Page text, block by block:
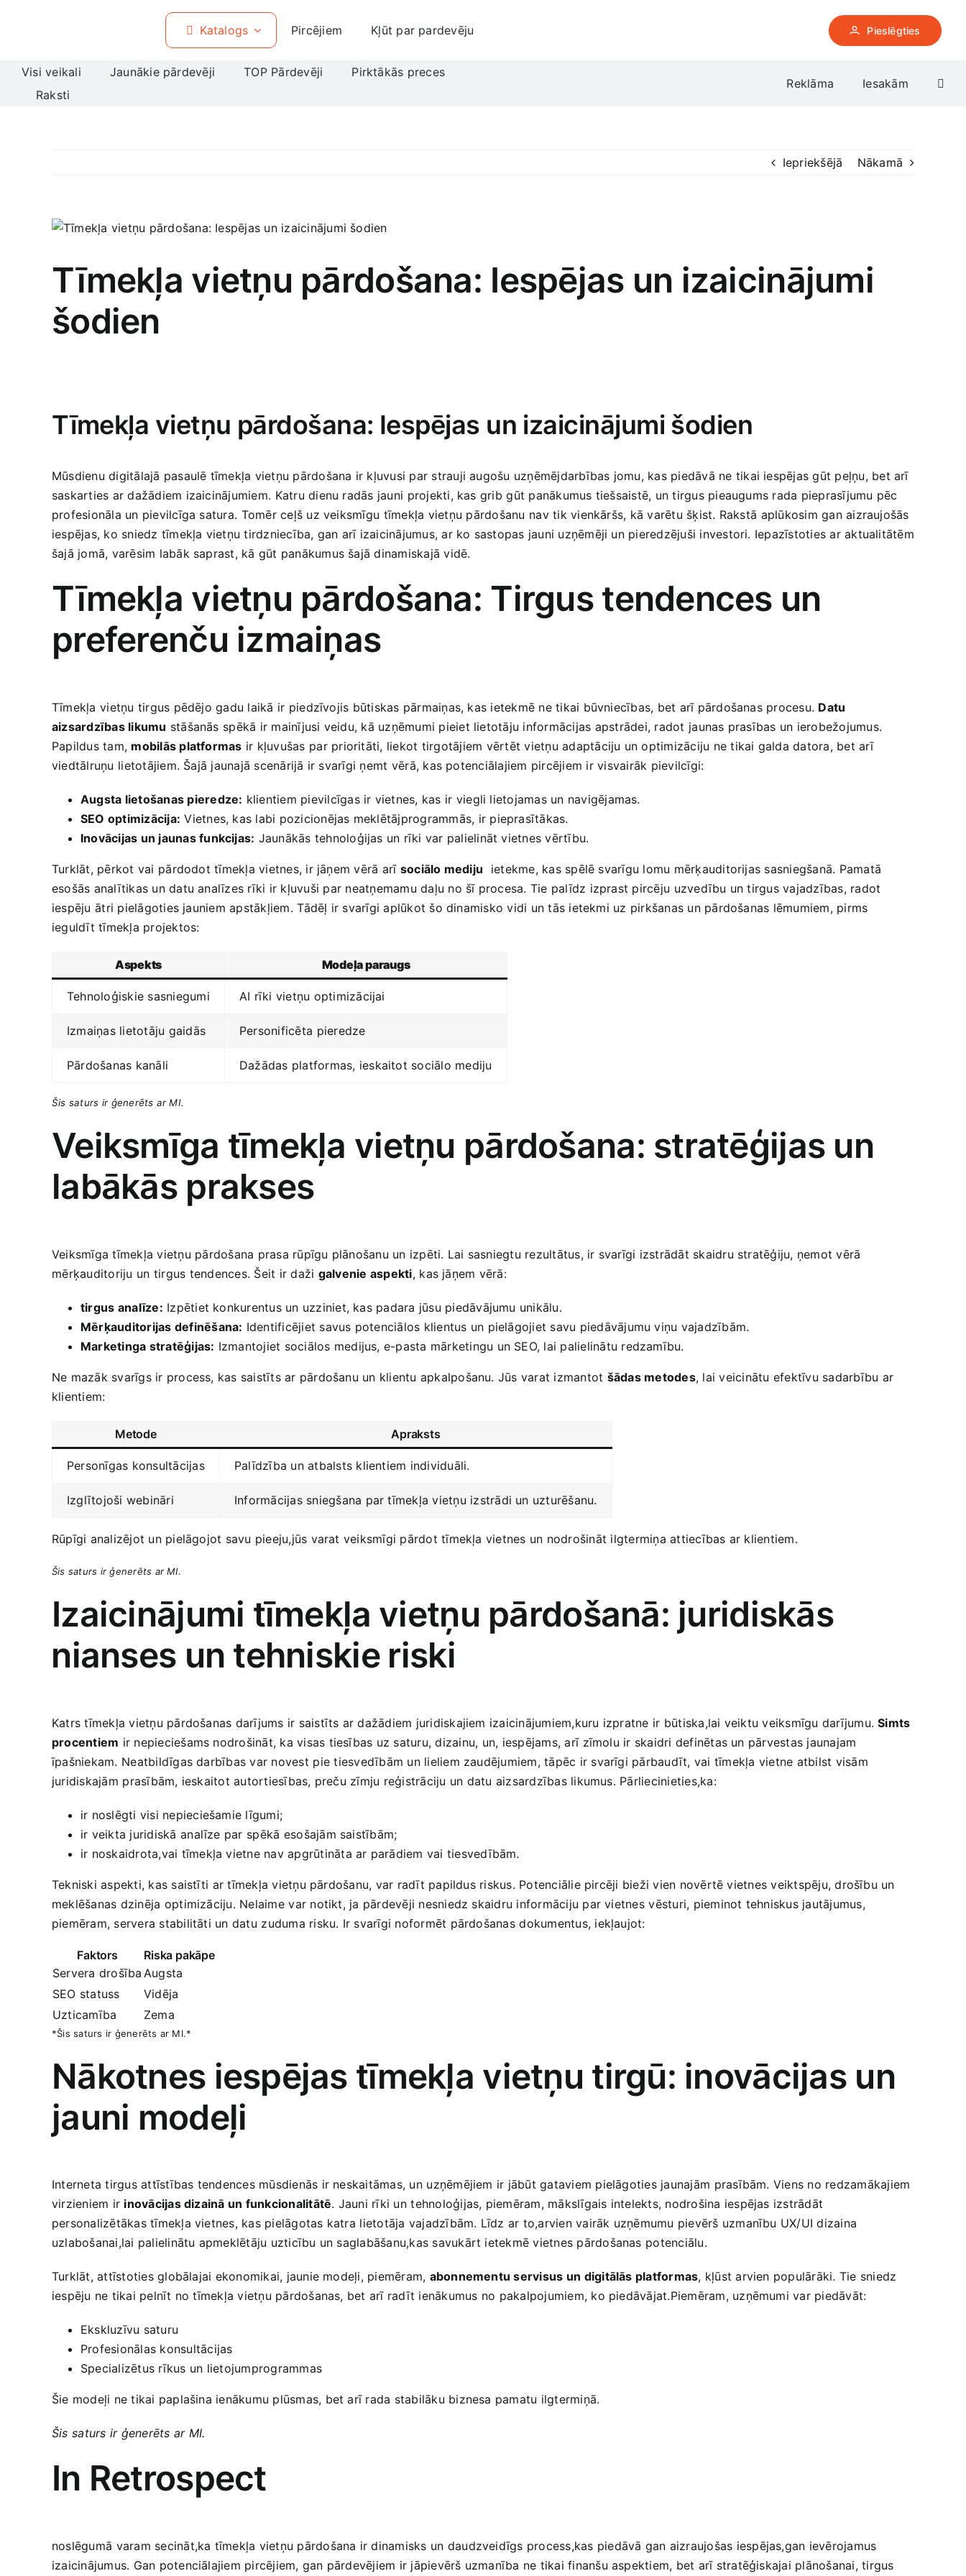
Katalogs Pircējiem Kļūt par pardevēju Pieslēgties
Visi veikali Jaunākie pārdevēji TOP Pārdevēji
Pirktākās preces
Raksti
Reklāma Iesakām
Iepriekšējā Nākamā
View
Image
Tīmekļa vietņu pārdošana: Iespējas un izaicinājumi
šodien
Tīmekļa vietņu pārdošana: Iespējas un​ izaicinājumi šodien
Mūsdienu digitālajā pasaulē​ tīmekļa vietņu pārdošana ir kļuvusi par strauji augošu uzņēmējdarbības jomu, kas ​piedāvā ne tikai iespējas gūt peļņu, bet arī
saskarties ar dažādiem izaicinājumiem.⁢ Katru dienu ‍radās jauni⁢ projekti, kas grib ⁤gūt panākumus ​tiešsaistē, un tirgus pieaugums rada pieprasījumu pēc
profesionāla un pievilcīga satura. ⁢Tomēr ceļš uz veiksmīgu ⁣tīmekļa vietņu ⁤pārdošanu ⁤nav tik vienkāršs, kā varētu šķist. Rakstā⁢ aplūkosim gan aizraujošās
iespējas, ko ​sniedz tīmekļa ‌vietņu tirdzniecība, gan arī izaicinājumus, ar ko sastopas jauni uzņēmēji un pieredzējuši investori. Iepazīstoties ar aktualitātēm
šajā jomā, varēsim labāk saprast, kā gūt panākumus šajā dinamiskajā‍ vidē.
Tīmekļa vietņu pārdošana: Tirgus tendences un⁣
preferenču izmaiņas
Tīmekļa ⁣vietņu tirgus‍ pēdējo gadu laikā ir⁢ piedzīvojis būtiskas‍ pārmaiņas, ‍kas ietekmē ne tikai būvniecības,​ bet arī pārdošanas ‍procesu. Datu
aizsardzības likumu stāšanās⁣ spēkā ir mainījusi veidu, kā uzņēmumi pieiet lietotāju informācijas ⁤apstrādei,​ radot⁣ jaunas prasības un ierobežojumus.
Papildus tam, mobilās platformas ir kļuvušas ⁤par prioritāti, liekot tirgotājiem ⁣vērtēt vietņu adaptāciju un optimizāciju ne tikai galda datora, bet arī
viedtālruņu ⁢lietotājiem. Šajā jaunajā‍ scenārijā ir​ svarīgi ņemt⁣ vērā, kas potenciālajiem pircējiem⁤ ir visvairāk pievilcīgi:
Augsta lietošanas pieredze: klientiem pievilcīgas ir vietnes, kas⁤ ir viegli lietojamas un navigējamas.
SEO optimizācija: Vietnes, kas labi pozicionējas meklētājprogrammās, ir pieprasītākas.
Inovācijas ‍un jaunas funkcijas: Jaunākās tehnoloģijas‌ un rīki var palielināt vietnes vērtību.
Turklāt, pērkot vai ⁤pārdodot ‌tīmekļa vietnes, ir jāņem vērā arī⁢ sociālo mediju ⁣ ietekme, kas spēlē svarīgu lomu mērķauditorijas sasniegšanā. Pamatā
esošās analītikas un datu analīzes‌ rīki ir kļuvuši⁣ par neatņemamu daļu no šī procesa. Tie palīdz izprast pircēju⁢ uzvedību un tirgus vajadzības, radot
‍iespēju⁣ ātri pielāgoties jauniem apstākļiem.⁣ Tādēļ ir‍ svarīgi aplūkot šo dinamisko vidi un tās ietekmi uz pirkšanas un pārdošanas lēmumiem, pirms
ieguldīt tīmekļa projektos:
Aspekts Modeļa paraugs
Tehnoloģiskie​ sasniegumi AI rīki vietņu‍ optimizācijai
Izmaiņas lietotāju gaidās Personificēta ⁤pieredze
Pārdošanas kanāli Dažādas platformas, ieskaitot​ sociālo mediju
Šis saturs ⁤ir​ ģenerēts ar‍ MI.
Veiksmīga tīmekļa ​vietņu pārdošana: stratēģijas un
labākās ​prakses
Veiksmīga tīmekļa vietņu ⁣pārdošana prasa‍ rūpīgu plānošanu un izpēti. Lai sasniegtu rezultātus, ir​ svarīgi izstrādāt​ skaidru stratēģiju, ņemot vērā
⁤mērķauditoriju⁤ un tirgus⁢ tendences. Šeit ir daži⁣ galvenie aspekti,⁢ kas jāņem vērā:
tirgus⁣ analīze: Izpētiet konkurentus un uzziniet, kas padara jūsu piedāvājumu unikālu.
Mērķauditorijas definēšana: Identificējiet savus potenciālos klientus ​un pielāgojiet savu piedāvājumu viņu vajadzībām.
Marketinga stratēģijas: Izmantojiet‌ sociālos medijus, e-pasta mārketingu un SEO,‌ lai palielinātu redzamību.
Ne mazāk svarīgs ir process, kas saistīts ar pārdošanu un klientu apkalpošanu. Jūs varat izmantot⁤ šādas‍ metodes, lai veicinātu ⁤efektīvu sadarbību ar
‍klientiem:
Metode Apraksts
Personīgas konsultācijas Palīdzība un atbalsts klientiem individuāli.
Izglītojoši webināri Informācijas sniegšana par​ tīmekļa vietņu izstrādi un uzturēšanu.
Rūpīgi analizējot un pielāgojot savu pieeju,jūs varat veiksmīgi pārdot tīmekļa vietnes un nodrošināt⁢ ilgtermiņa attiecības ar klientiem.
Šis saturs‌ ir ģenerēts ‍ar MI.
Izaicinājumi tīmekļa⁤ vietņu ​pārdošanā: juridiskās
⁣nianses un tehniskie ⁤riski
Katrs tīmekļa ‌vietņu pārdošanas darījums ir saistīts ar dažādiem juridiskajiem izaicinājumiem,kuru izpratne ir⁢ būtiska,lai ​veiktu veiksmīgu darījumu.Simts
procentiem ir nepieciešams nodrošināt,‌ ka visas tiesības uz ‌saturu, dizainu, ⁣un, iespējams, arī ⁢zīmolu ir skaidri definētas un pārvestas jaunajam
īpašniekam.⁣ Neatbildīgas darbības var novest⁣ pie ⁢tiesvedībām un‍ lieliem zaudējumiem, tāpēc ir ‍svarīgi pārbaudīt, vai tīmekļa ⁣vietne atbilst visām
juridiskajām⁣ prasībām, ieskaitot autortiesības, preču zīmju reģistrāciju ‌un ⁣datu​ aizsardzības likumus. Pārliecinieties,ka:
ir noslēgti visi nepieciešamie līgumi;
ir veikta juridiskā ⁢analīze par⁣ spēkā⁢ esošajām saistībām;
ir noskaidrota,vai tīmekļa vietne nav apgrūtināta ar parādiem vai tiesvedībām.
Tekniski aspekti, kas‌ saistīti⁣ ar ‌tīmekļa vietņu pārdošanu, var radīt papildus riskus. Potenciālie pircēji bieži vien novērtē vietnes veiktspēju, drošību un
meklēšanas dzinēja⁤ optimizāciju. Nelaime ⁢var notikt, ja pārdevēji nesniedz skaidru informāciju par vietnes ⁣vēsturi, pieminot tehniskus jautājumus,
piemēram, servera stabilitāti un datu ⁢zuduma risku. Ir svarīgi noformēt pārdošanas ⁤dokumentus, iekļaujot:
Faktors
Riska pakāpe
Servera drošība Augsta
SEO statuss
Vidēja
Uzticamība
Zema
*Šis saturs ir ģenerēts ar MI.*
Nākotnes iespējas tīmekļa vietņu tirgū:​ inovācijas un
jauni modeļi
Interneta tirgus attīstības tendences​ mūsdienās ir neskaitāmas, un⁣ uzņēmējiem ir jābūt ​gataviem pielāgoties jaunajām ⁤prasībām. Viens no redzamākajiem
virzieniem ‌ir‍ inovācijas dizainā ‍un funkcionalitātē. ‍Jauni rīki un ⁣tehnoloģijas, piemēram, mākslīgais‌ intelekts, nodrošina iespējas izstrādāt‍
personalizētākas tīmekļa vietnes, kas pielāgotas katra⁤ lietotāja​ vajadzībām. Līdz ar to,arvien vairāk​ uzņēmumu pievērš uzmanību UX/UI dizaina
uzlabošanai,lai palielinātu apmeklētāju‌ uzticību un saglabāšanu,kas savukārt ietekmē vietnes pārdošanas ⁢potenciālu.
Turklāt, attīstoties globālajai ekonomikai, jaunie modeļi, piemēram, abonnementu servisus un ⁣digitālās platformas, kļūst arvien populārāki. Tie ‍sniedz
iespēju ne tikai pelnīt ​no tīmekļa vietņu pārdošanas, bet arī‍ radīt ienākumus⁢ no pakalpojumiem, ko piedāvājat.Piemēram, uzņēmumi var‌ piedāvāt:
Ekskluzīvu saturu
Profesionālas konsultācijas
Specializētus‍ rīkus⁤ un lietojumprogrammas
Šie modeļi ne tikai paplašina ienākumu plūsmas, bet arī rada stabilāku‌ biznesa ​pamatu ilgtermiņā.
Šis⁣ saturs ir ģenerēts⁣ ar MI.
In Retrospect
noslēgumā⁣ varam‍ secināt,ka tīmekļa vietņu pārdošana ir dinamisks un ⁢daudzveidīgs process,kas piedāvā gan aizraujošas ​iespējas,gan ievērojamus
izaicinājumus. Gan potenciālajiem pircējiem, gan pārdevējiem ir jāpievērš uzmanība ne tikai finanšu aspektiem,‍ bet arī‍ stratēģiskajai plānošanai, tirgus